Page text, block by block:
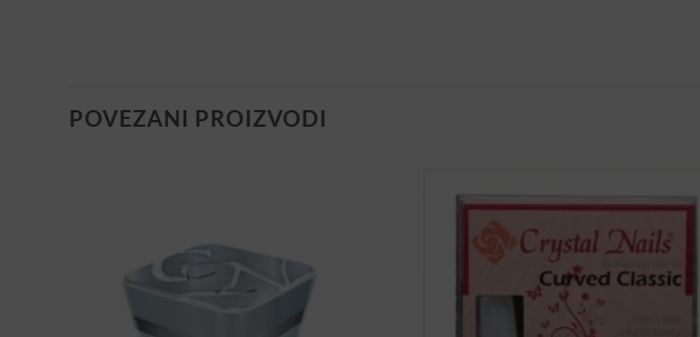
POVEZANI PROIZVODI